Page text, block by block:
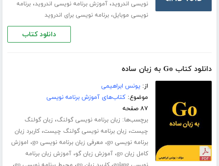
نویسی اندروید،آموزش برنامه نویسی اندروید،برنامه
نویسی موبایل،برنامه نویسی برای اندروید
دانلود کتاب
دانلود کتاب Go به زبان ساده
از:یونس ابراهیمی
موضوع:کتاب‌های آموزش برنامه نویسی
۸۷ صفحه
برچسب‌ها: زبان برنامه نویسی گولنگ، زبان گولنگ
چیست، زبان برنامه نویسی گولنگ چیست،کاربرد زبان
برنامه نویسی go
، معرفی زبان برنامه نویسی go ، اموزش
کامل زبان go
،آموزش زبان گو،آموزش زبان برنامه